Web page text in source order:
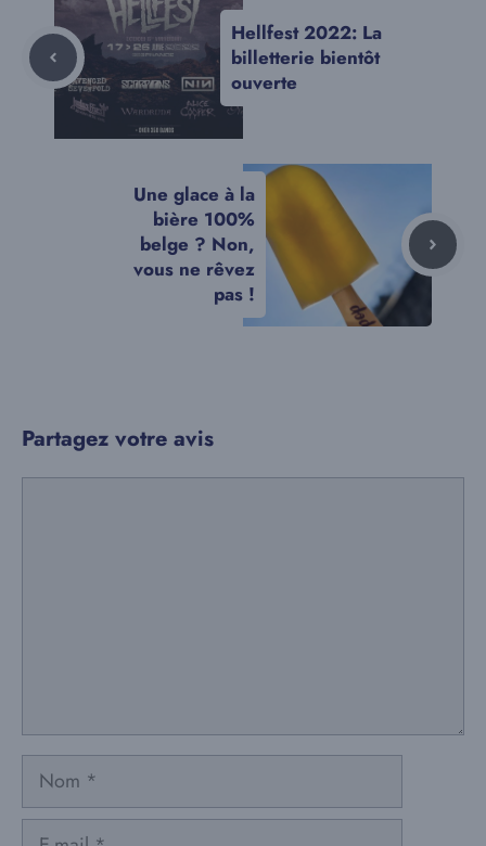
Hellfest 2022: La
billetterie bientôt
ouverte
Une glace à la
bière 100%
belge ? Non,
vous ne rêvez
pas !
Partagez votre avis
Nom